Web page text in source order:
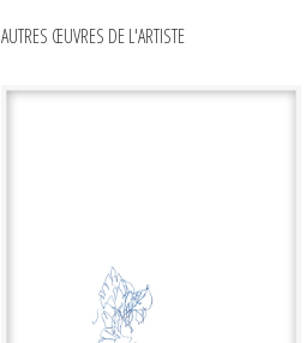
AUTRES ŒUVRES DE L'ARTISTE